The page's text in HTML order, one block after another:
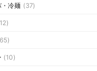
・冷麺 (37)
(10)